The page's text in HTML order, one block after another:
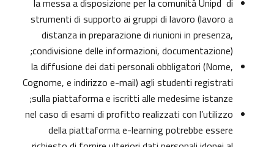
la messa a disposizione per la comunità Unipd di
strumenti di supporto ai gruppi di lavoro (lavoro a
distanza in preparazione di riunioni in presenza,
condivisione delle informazioni, documentazione);
la diffusione dei dati personali obbligatori (Nome,
Cognome, e indirizzo e-mail) agli studenti registrati
sulla piattaforma e iscritti alle medesime istanze;
nel caso di esami di profitto realizzati con l’utilizzo
della piattaforma e-learning potrebbe essere